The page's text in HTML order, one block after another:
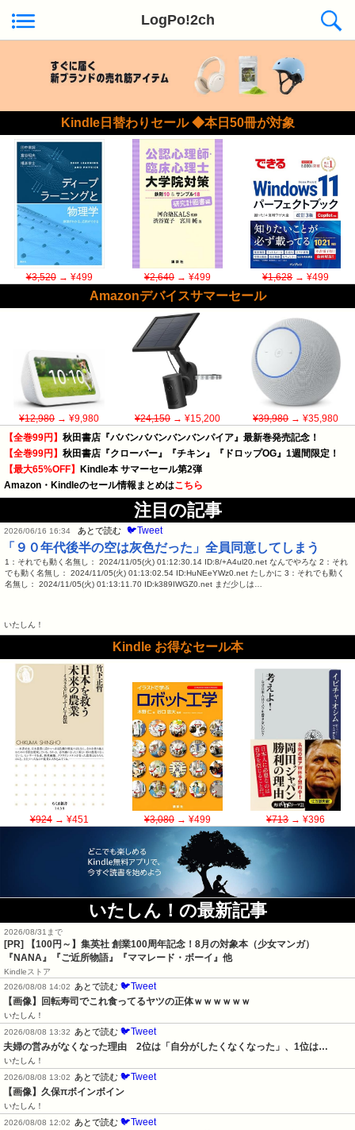
LogPo!2ch
Kindle日替わりセール ◆本日50冊が対象
¥3,520→ ¥499 ¥2,640→ ¥499 ¥1,628→ ¥499
Amazonデバイスサマーセール
¥12,980→ ¥9,980 ¥24,150→ ¥15,200 ¥39,980→ ¥35,980
【全巻99円】 秋田書店『ババンババンバンバンパイア』最新巻発売記念！
【全巻99円】 秋田書店『クローバー』『チキン』『ドロップOG』1週間限定！
【最大65%OFF】
Kindle本 サマーセール第2弾
Amazon・Kindleのセール情報まとめはこちら
注目の記事
2026/06/16 16:34 あとで読む 🐦Tweet
「９０年代後半の空は灰色だった」全員同意してしまう
1：それでも動く名無し： 2024/11/05(火) 01:12:30.14 ID:8/+A4ul20.net なんでやろな 2：それ
でも動く名無し： 2024/11/05(火) 01:13:02.54 ID:HuNEeYWz0.net たしかに 3：それでも動く
名無し： 2024/11/05(火) 01:13:11.70 ID:k389IWGZ0.net まだ少しは…
いたしん！
Kindle お得なセール本
¥924→ ¥451 ¥3,080→ ¥499 ¥713→ ¥396
いたしん！の最新記事
2026/08/31まで
[PR]
【100円～】集英社 創業100周年記念！8月の対象本（少女マンガ）
『NANA』『ご近所物語』『ママレード・ボーイ』他
Kindleストア
2026/08/08 14:02
あとで読む 🐦Tweet
【画像】回転寿司でこれ食ってるヤツの正体ｗｗｗｗｗｗ
いたしん！
2026/08/08 13:32
あとで読む 🐦Tweet
夫婦の営みがなくなった理由　2位は「自分がしたくなくなった」、1位は…
いたしん！
2026/08/08 13:02
あとで読む 🐦Tweet
【画像】久保πボインボイン
いたしん！
2026/08/08 12:02
あとで読む 🐦Tweet